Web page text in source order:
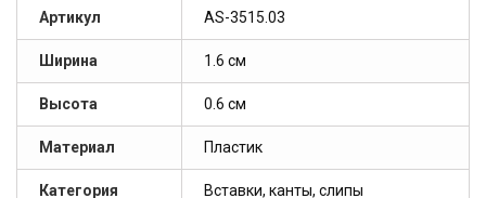
Артикул AS-3515.03
Ширина 1.6 см
Высота 0.6 см
Материал Пластик
Категория Вставки, канты, слипы